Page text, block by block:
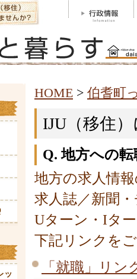
HOME > 伯耆町
IJU（移住
Q. 地方への
地方の求人情
求人誌／新聞
Uターン・Iタ
下記リンクを
「就職」リン
ッ